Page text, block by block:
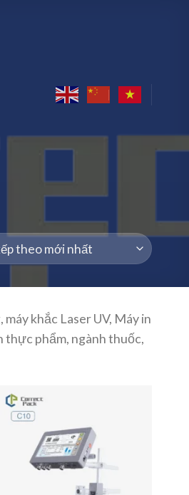
khắc Laser UV, Máy in
thực phẩm, ngành thuốc,